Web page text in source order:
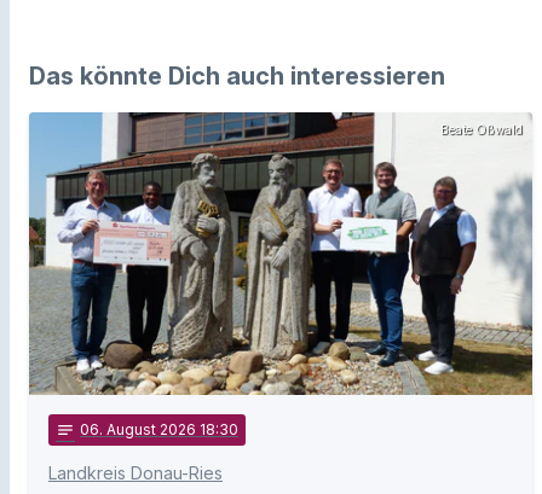
Das könnte Dich auch interessieren
Beate Oßwald
notes 06. August 2026 18:30
Landkreis Donau-Ries